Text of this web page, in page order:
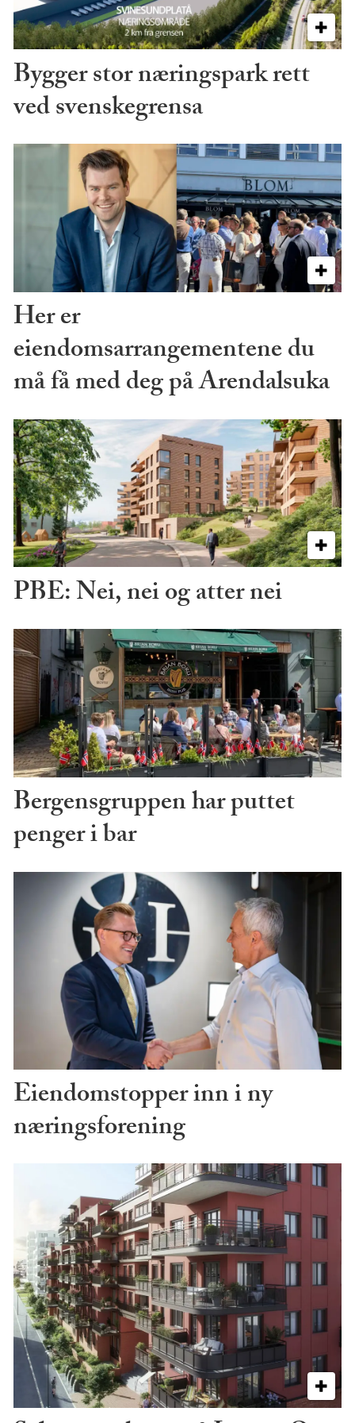
Bygger stor næringspark rett
ved svenskegrensa
Her er
eiendomsarrangementene du
må få med deg på Arendalsuka
PBE: Nei, nei og atter nei
Bergensgruppen har puttet
penger i bar
Eiendomstopper inn i ny
næringsforening